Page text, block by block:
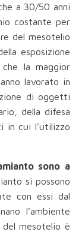
a 30/50 anni
costante per
del mesotelio
esposizione
la maggior
lavorato in
di oggetti
della difesa
in cui l'utilizzo
sono a
si possono
con essi dal
l'ambiente
mesotelio è